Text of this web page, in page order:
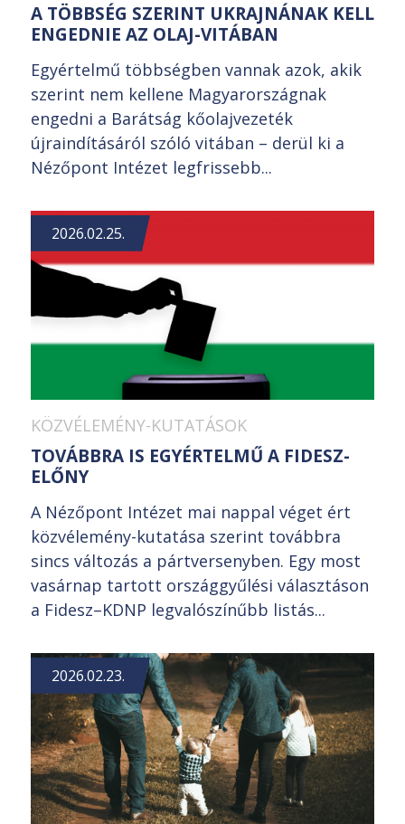
A TÖBBSÉG SZERINT UKRAJNÁNAK KELL
ENGEDNIE AZ OLAJ-VITÁBAN
Egyértelmű többségben vannak azok, akik
szerint nem kellene Magyarországnak
engedni a Barátság kőolajvezeték
újraindításáról szóló vitában – derül ki a
Nézőpont Intézet legfrissebb...
2026.02.25.
KÖZVÉLEMÉNY-KUTATÁSOK
TOVÁBBRA IS EGYÉRTELMŰ A FIDESZ-
ELŐNY
A Nézőpont Intézet mai nappal véget ért
közvélemény-kutatása szerint továbbra
sincs változás a pártversenyben. Egy most
vasárnap tartott országgyűlési választáson
a Fidesz–KDNP legvalószínűbb listás...
2026.02.23.